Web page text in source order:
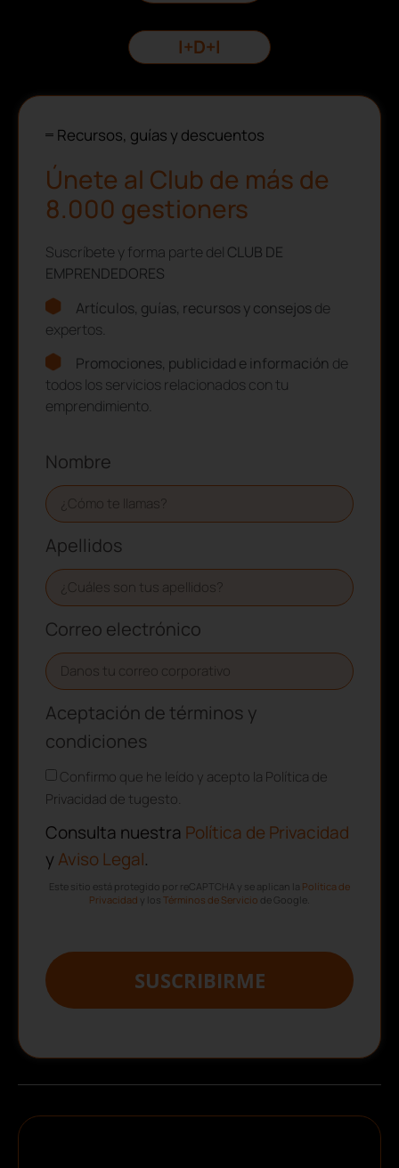
I+D+I
Recursos, guías y descuentos
Únete al Club de más de
8.000 gestioners
Suscríbete y forma parte del CLUB DE
EMPRENDEDORES
Artículos, guías, recursos y consejosde
expertos.
Promociones, publicidad e información de
todos los servicios relacionados con tu
emprendimiento.
Nombre
Apellidos
Correo electrónico
Aceptación de términos y
condiciones
Confirmo que he leído y acepto la Política de
Privacidad de tugesto.
Consulta nuestra Política de Privacidad
y Aviso Legal.
Este sitio está protegido por reCAPTCHA y se aplican la Política de
Privacidad y los Términos de Servicio de Google.
SUSCRIBIRME